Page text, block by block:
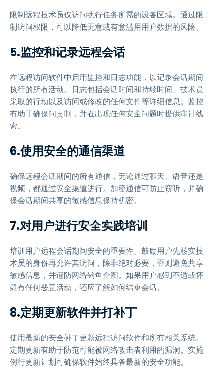
限制远程技术员仅访问执行任务所需的设备区域。通过限
制访问权限，可以降低无意或有意滥用用户数据的风险。
5.监控和记录远程会话
在远程访问软件中启用监控和日志功能，以记录会话期间
执行的所有活动。日志包括会话时间和持续时间、技术员
采取的行动以及访问或修改的任何文件等详细信息。监控
有助于确保问责制，并在出现任何安全问题时提供审计线
索。
6.使用安全的通信渠道
确保远程会话期间的所有通信，无论通过聊天、语音还是
视频，都通过安全渠道进行。加密通信可防止窃听，并确
保会话期间共享的敏感信息保持机密。
7.对用户进行安全实践培训
培训用户远程会话期间安全的重要性。鼓励用户先核实技
术员的身份再允许其访问，除非绝对必要，否则避免共享
敏感信息，并谨防网络钓鱼企图。如果用户感到不适或怀
疑有任何恶意活动，还应了解如何结束会话。
8.定期更新软件并打补丁
使用最新的安全补丁更新远程访问软件和所有相关系统。
定期更新有助于防范可能被网络攻击者利用的漏洞。实施
例行更新计划可确保软件始终具备最新的安全功能。